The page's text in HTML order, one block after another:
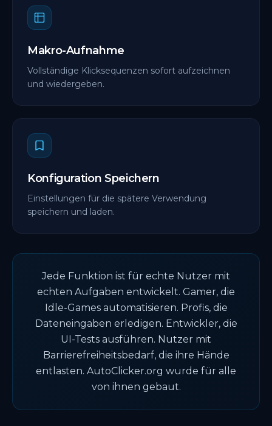
Makro-Aufnahme
Vollständige Klicksequenzen sofort aufzeichnen
und wiedergeben.
Konfiguration Speichern
Einstellungen für die spätere Verwendung
speichern und laden.
Jede Funktion ist für echte Nutzer mit
echten Aufgaben entwickelt. Gamer, die
Idle-Games automatisieren. Profis, die
Dateneingaben erledigen. Entwickler, die
UI-Tests ausführen. Nutzer mit
Barrierefreiheitsbedarf, die ihre Hände
entlasten. AutoClicker.org wurde für alle
von ihnen gebaut.